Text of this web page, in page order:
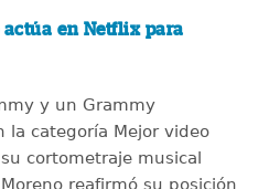
actúa en Netflix para
y un Grammy
la categoría Mejor video
cortometraje musical
reafirmó su posición